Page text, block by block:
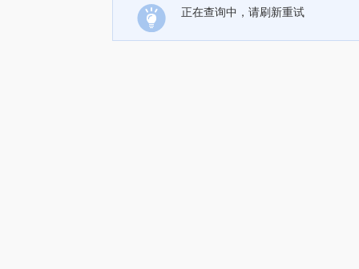
正在查询中，请刷新重试